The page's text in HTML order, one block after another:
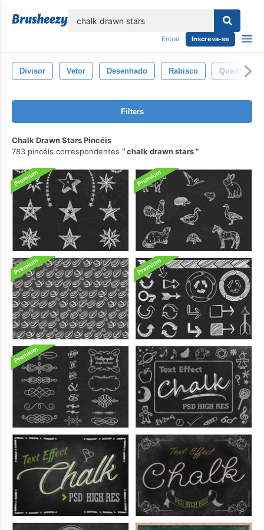
Entrar Inscreva-se
Divisor Vetor Desenhado Rabisco Quadro-
Filters
Chalk Drawn Stars Pincéis
783 pincéis correspondentes
chalk drawn stars